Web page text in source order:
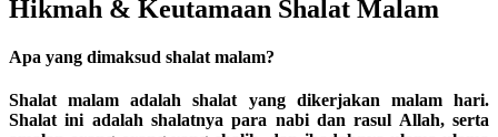
Hikmah & Keutamaan Shalat Malam
Apa yang dimaksud shalat malam?
Shalat malam adalah shalat yang dikerjakan malam hari.
Shalat ini adalah shalatnya para nabi dan rasul Allah, serta